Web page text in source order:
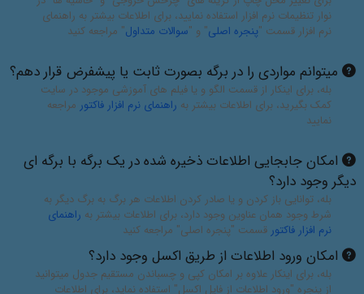
نوار تنظیمات نرم افزار استفاده نمایید، برای اطلاعات بیشتر به راهنمای
نرم افزار قسمت "پنجره اصلی" و "سوالات متداول" مراجعه کنید
میتوانم مواردی را در برگه بصورت ثابت یا پیشفرض قرار دهم؟
بله، برای اینکار از قسمت الگو و یا فیلم های آموزشی موجود در سایت
کمک بگیرید، برای اطلاعات بیشتر به راهنمای نرم افزار فاکتور مراجعه
نمایید
امکان جابجایی اطلاعات ذخیره شده در یک برگه با برگه ای
دیگر وجود دارد؟
بله، توانایی باز کردن و یا صادر کردن اطلاعات هر برگ به برگ دیگر به
شرط وجود همان عناوین وجود دارد، برای اطلاعات بیشتر به راهنمای
نرم افزار فاکتور قسمت "پنجره اصلی" مراجعه کنید
امکان ورود اطلاعات از طریق اکسل وجود دارد؟
بله، برای اینکار علاوه بر امکان کپی و چسباندن مستقیم جدول میتوانید
از پنجره "ورود اطلاعات از فایل اکسل" استفاده نماید، برای اطلاعات